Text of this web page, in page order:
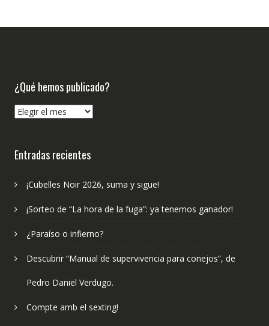
¿Qué hemos publicado?
¿Qué
Entradas recientes
¡Cubelles Noir 2026, suma y sigue!
¡Sorteo de “La hora de la fuga”: ya tenemos ganador!
¿Paraíso o infierno?
Descubrir “Manual de supervivencia para conejos”, de
Pedro Daniel Verdugo.
Compte amb el sexting!